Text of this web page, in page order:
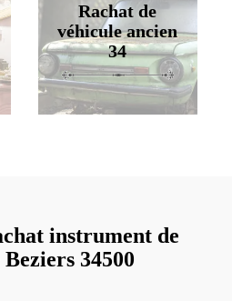
Rachat de
véhicule ancien
34
instrument de
34500